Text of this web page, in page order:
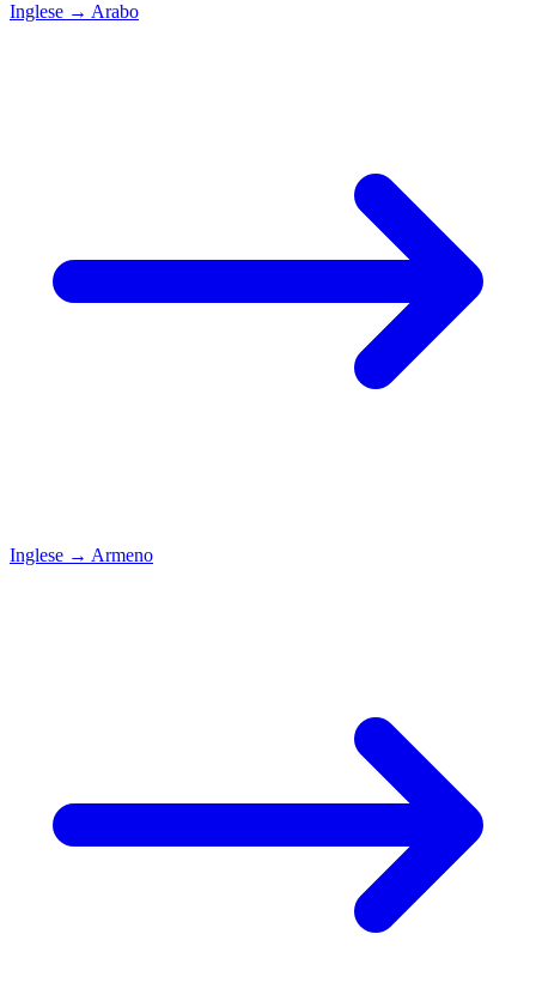
Inglese → Arabo
Inglese → Armeno